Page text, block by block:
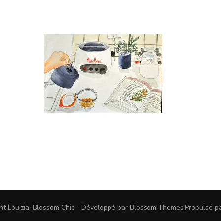
Louizïa. Blossom Chic - Développé par Blossom Themes.Propulsé